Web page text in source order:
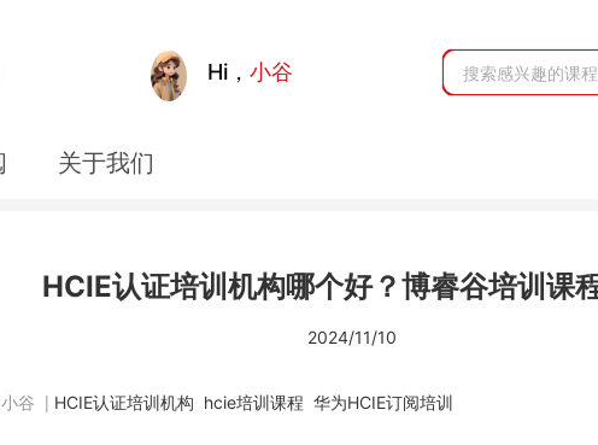
Hi， 小谷
关于我们
HCIE认证培训机构哪个好？博睿谷培训课
2024/11/10
谷 | HCIE认证培训机构 hcie培训课程 华为HCIE订阅培训